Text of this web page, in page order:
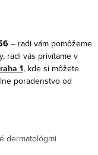
– radi vám pomôžeme
radi vás privítame v
1, kde si môžete
poradenstvo od
dermatológmi